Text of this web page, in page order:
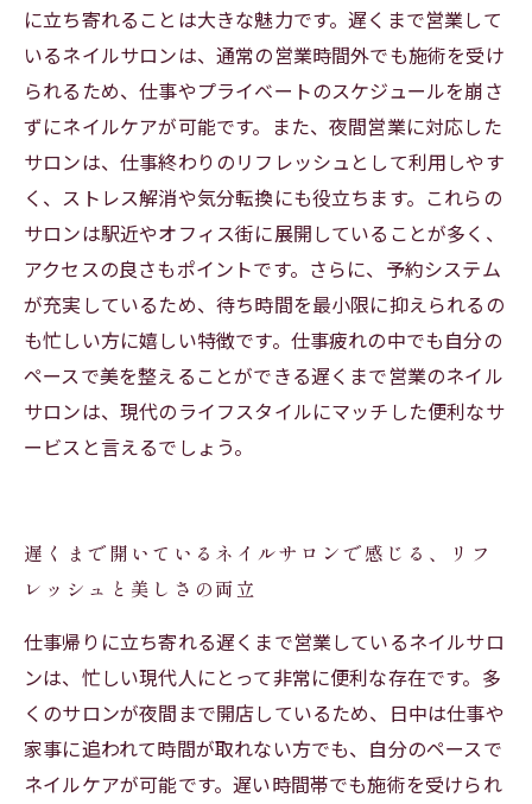
忙しいあなたにおすすめ！遅くまで営業してい
る人気ネイルサロン7選
夜間営業のネイルサロンで叶える！美しい指先
と充実したプライベート時間
に立ち寄れることは大きな魅力です。遅くまで営業して
いるネイルサロンは、通常の営業時間外でも施術を受け
られるため、仕事やプライベートのスケジュールを崩さ
ずにネイルケアが可能です。また、夜間営業に対応した
サロンは、仕事終わりのリフレッシュとして利用しやす
く、ストレス解消や気分転換にも役立ちます。これらの
サロンは駅近やオフィス街に展開していることが多く、
アクセスの良さもポイントです。さらに、予約システム
が充実しているため、待ち時間を最小限に抑えられるの
も忙しい方に嬉しい特徴です。仕事疲れの中でも自分の
ペースで美を整えることができる遅くまで営業のネイル
サロンは、現代のライフスタイルにマッチした便利なサ
ービスと言えるでしょう。
遅くまで開いているネイルサロンで感じる、リフ
レッシュと美しさの両立
仕事帰りに立ち寄れる遅くまで営業しているネイルサロ
ンは、忙しい現代人にとって非常に便利な存在です。多
くのサロンが夜間まで開店しているため、日中は仕事や
家事に追われて時間が取れない方でも、自分のペースで
ネイルケアが可能です。遅い時間帯でも施術を受けられ